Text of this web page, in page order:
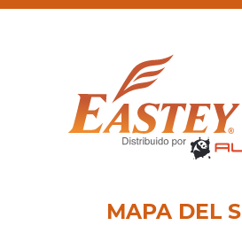
MAPA DEL